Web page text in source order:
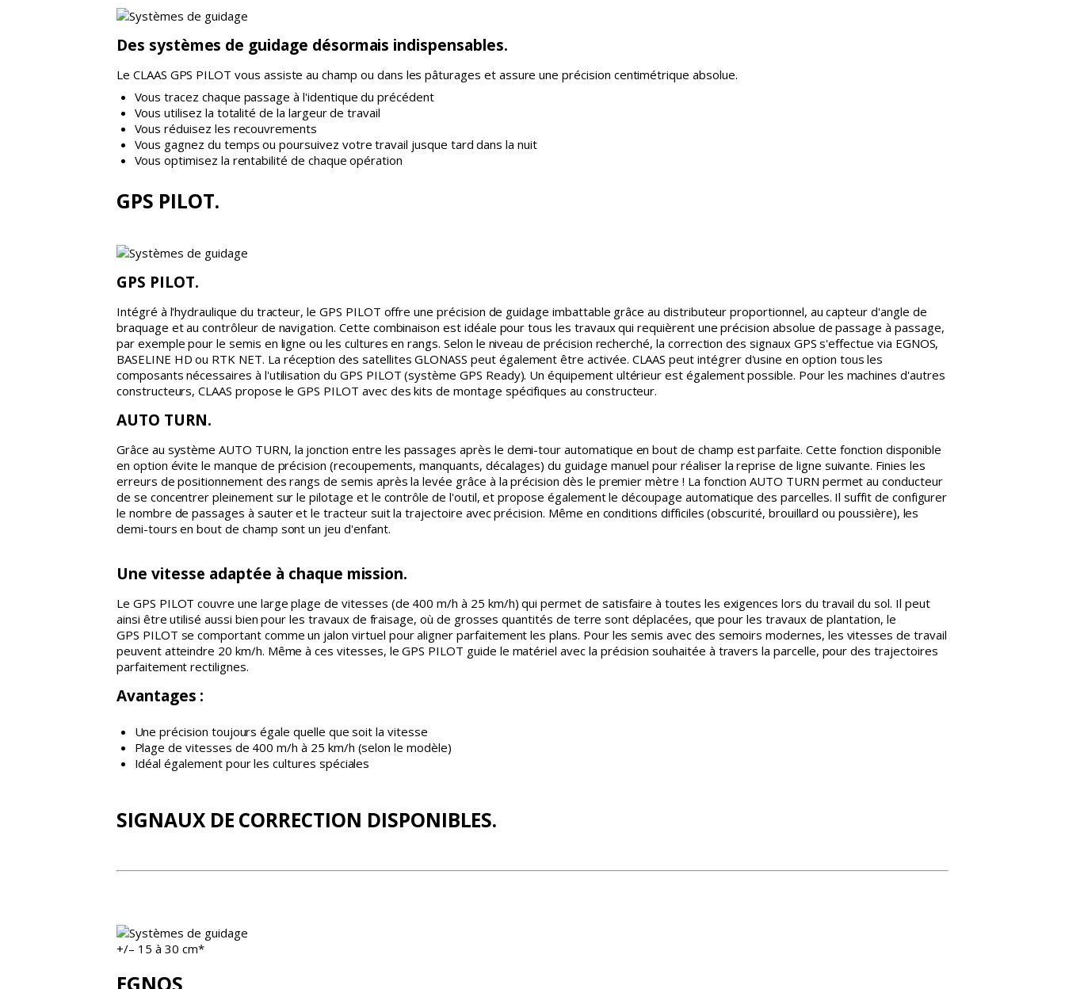
Des systèmes de guidage désormais indispensables.
Le CLAAS GPS PILOT vous assiste au champ ou dans les pâturages et assure une précision centimétrique absolue.
Vous tracez chaque passage à l'identique du précédent
Vous utilisez la totalité de la largeur de travail
Vous réduisez les recouvrements
Vous gagnez du temps ou poursuivez votre travail jusque tard dans la nuit
Vous optimisez la rentabilité de chaque opération
GPS PILOT.
GPS PILOT.
Intégré à l'hydraulique du tracteur, le GPS PILOT offre une précision de guidage imbattable grâce au distributeur proportionnel, au capteur d'angle de
braquage et au contrôleur de navigation. Cette combinaison est idéale pour tous les travaux qui requièrent une précision absolue de passage à passage,
par exemple pour le semis en ligne ou les cultures en rangs. Selon le niveau de précision recherché, la correction des signaux GPS s'effectue via EGNOS,
BASELINE HD ou RTK NET. La réception des satellites GLONASS peut également être activée. CLAAS peut intégrer d'usine en option tous les
composants nécessaires à l'utilisation du GPS PILOT (système GPS Ready). Un équipement ultérieur est également possible. Pour les machines d'autres
constructeurs, CLAAS propose le GPS PILOT avec des kits de montage spécifiques au constructeur.
AUTO TURN.
Grâce au système AUTO TURN, la jonction entre les passages après le demi-tour automatique en bout de champ est parfaite. Cette fonction disponible
en option évite le manque de précision (recoupements, manquants, décalages) du guidage manuel pour réaliser la reprise de ligne suivante. Finies les
erreurs de positionnement des rangs de semis après la levée grâce à la précision dès le premier mètre ! La fonction AUTO TURN permet au conducteur
de se concentrer pleinement sur le pilotage et le contrôle de l'outil, et propose également le découpage automatique des parcelles. Il suffit de configurer
le nombre de passages à sauter et le tracteur suit la trajectoire avec précision. Même en conditions difficiles (obscurité, brouillard ou poussière), les
demi-tours en bout de champ sont un jeu d'enfant.
Une vitesse adaptée à chaque mission.
Le GPS PILOT couvre une large plage de vitesses (de 400 m/h à 25 km/h) qui permet de satisfaire à toutes les exigences lors du travail du sol. Il peut
ainsi être utilisé aussi bien pour les travaux de fraisage, où de grosses quantités de terre sont déplacées, que pour les travaux de plantation, le
GPS PILOT se comportant comme un jalon virtuel pour aligner parfaitement les plans. Pour les semis avec des semoirs modernes, les vitesses de travail
peuvent atteindre 20 km/h. Même à ces vitesses, le GPS PILOT guide le matériel avec la précision souhaitée à travers la parcelle, pour des trajectoires
parfaitement rectilignes.
Avantages :
Une précision toujours égale quelle que soit la vitesse
Plage de vitesses de 400 m/h à 25 km/h (selon le modèle)
Idéal également pour les cultures spéciales
SIGNAUX DE CORRECTION DISPONIBLES.
+/– 15 à 30 cm*